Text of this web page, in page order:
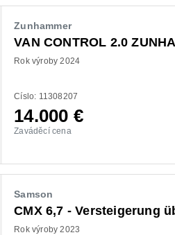
Zunhammer
VAN CONTROL 2.0
Rok výroby 2024
Císlo: 11308207
14.000 €
Zaváděcí cena
Samson
CMX 6,7 - Versteigerung
Rok výroby 2023